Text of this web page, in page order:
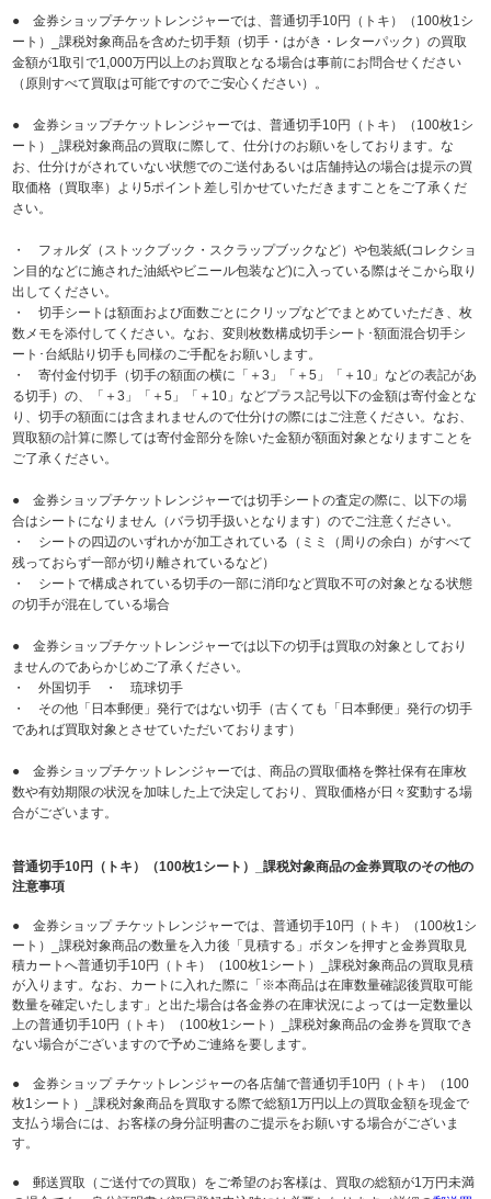
● 金券ショップチケットレンジャーでは、普通切手10円（トキ）（100枚1シ
ート）_課税対象商品を含めた切手類（切手・はがき・レターパック）の買取
金額が1取引で1,000万円以上のお買取となる場合は事前にお問合せください
（原則すべて買取は可能ですのでご安心ください）。
● 金券ショップチケットレンジャーでは、普通切手10円（トキ）（100枚1シ
ート）_課税対象商品の買取に際して、仕分けのお願いをしております。な
お、仕分けがされていない状態でのご送付あるいは店舗持込の場合は提示の買
取価格（買取率）より5ポイント差し引かせていただきますことをご了承くだ
さい。
・ フォルダ（ストックブック・スクラップブックなど）や包装紙(コレクショ
ン目的などに施された油紙やビニール包装など)に入っている際はそこから取り
出してください。
・ 切手シートは額面および面数ごとにクリップなどでまとめていただき、枚
数メモを添付してください。なお、変則枚数構成切手シート･額面混合切手シ
ート･台紙貼り切手も同様のご手配をお願いします。
・ 寄付金付切手（切手の額面の横に「＋3」「＋5」「＋10」などの表記があ
る切手）の、「＋3」「＋5」「＋10」などプラス記号以下の金額は寄付金とな
り、切手の額面には含まれませんので仕分けの際にはご注意ください。なお、
買取額の計算に際しては寄付金部分を除いた金額が額面対象となりますことを
ご了承ください。
● 金券ショップチケットレンジャーでは切手シートの査定の際に、以下の場
合はシートになりません（バラ切手扱いとなります）のでご注意ください。
・ シートの四辺のいずれかが加工されている（ミミ（周りの余白）がすべて
残っておらず一部が切り離されているなど）
・ シートで構成されている切手の一部に消印など買取不可の対象となる状態
の切手が混在している場合
● 金券ショップチケットレンジャーでは以下の切手は買取の対象としており
ませんのであらかじめご了承ください。
・ 外国切手 ・ 琉球切手
・ その他「日本郵便」発行ではない切手（古くても「日本郵便」発行の切手
であれば買取対象とさせていただいております）
● 金券ショップチケットレンジャーでは、商品の買取価格を弊社保有在庫枚
数や有効期限の状況を加味した上で決定しており、買取価格が日々変動する場
合がございます。
普通切手10円（トキ）（100枚1シート）_課税対象商品の金券買取のその他の
注意事項
● 金券ショップ チケットレンジャーでは、普通切手10円（トキ）（100枚1シ
ート）_課税対象商品の数量を入力後「見積する」ボタンを押すと金券買取見
積カートへ普通切手10円（トキ）（100枚1シート）_課税対象商品の買取見積
が入ります。なお、カートに入れた際に「※本商品は在庫数量確認後買取可能
数量を確定いたします」と出た場合は各金券の在庫状況によっては一定数量以
上の普通切手10円（トキ）（100枚1シート）_課税対象商品の金券を買取でき
ない場合がございますので予めご連絡を要します。
● 金券ショップ チケットレンジャーの各店舗で普通切手10円（トキ）（100
枚1シート）_課税対象商品を買取する際で総額1万円以上の買取金額を現金で
支払う場合には、お客様の身分証明書のご提示をお願いする場合がございま
す。
● 郵送買取（ご送付での買取）をご希望のお客様は、買取の総額が1万円未満